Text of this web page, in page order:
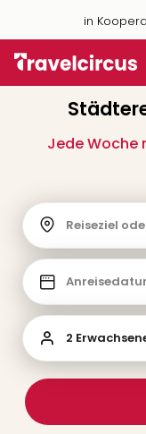
in
Jede Woche
Reiseziel
2